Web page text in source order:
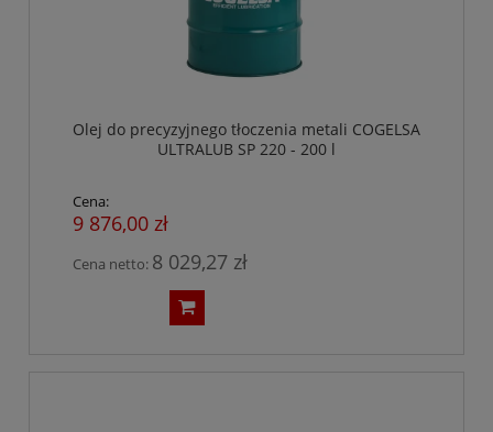
Olej do precyzyjnego tłoczenia metali COGELSA
ULTRALUB SP 220 - 200 l
Cena:
9 876,00 zł
Cena netto: 8 029,27 zł